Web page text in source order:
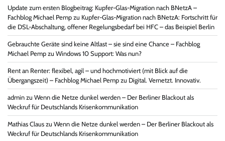
Update zum ersten Blogbeitrag: Kupfer-Glas-Migration nach BNetzA –
Fachblog Michael Pemp zu Kupfer-Glas-Migration nach BNetzA: Fortschritt für
die DSL-Abschaltung, offener Regelungsbedarf bei HFC – das Beispiel Berlin
Gebrauchte Geräte sind keine Altlast – sie sind eine Chance – Fachblog
Michael Pemp zu Windows 10 Support: Was nun?
Rent an Renter: flexibel, agil – und hochmotiviert (mit Blick auf die
Übergangszeit) – Fachblog Michael Pemp zu Digital. Vernetzt. Innovativ.
admin zu Wenn die Netze dunkel werden – Der Berliner Blackout als
Weckruf für Deutschlands Krisenkommunikation
Mathias Claus zu Wenn die Netze dunkel werden – Der Berliner Blackout als
Weckruf für Deutschlands Krisenkommunikation